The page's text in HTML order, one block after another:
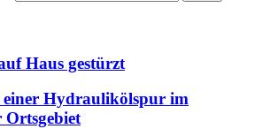
Haus gestürzt
einer Hydraulikölspur im